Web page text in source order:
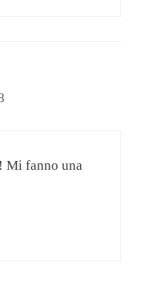
Mi fanno una